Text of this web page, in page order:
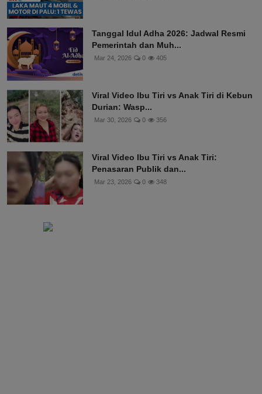
Tanggal Idul Adha 2026: Jadwal Resmi
Pemerintah dan Muh...
Mar 24, 2026 0 405
Viral Video Ibu Tiri vs Anak Tiri di Kebun
Durian: Wasp...
Mar 30, 2026 0 356
Viral Video Ibu Tiri vs Anak Tiri:
Penasaran Publik dan...
Mar 23, 2026 0 348